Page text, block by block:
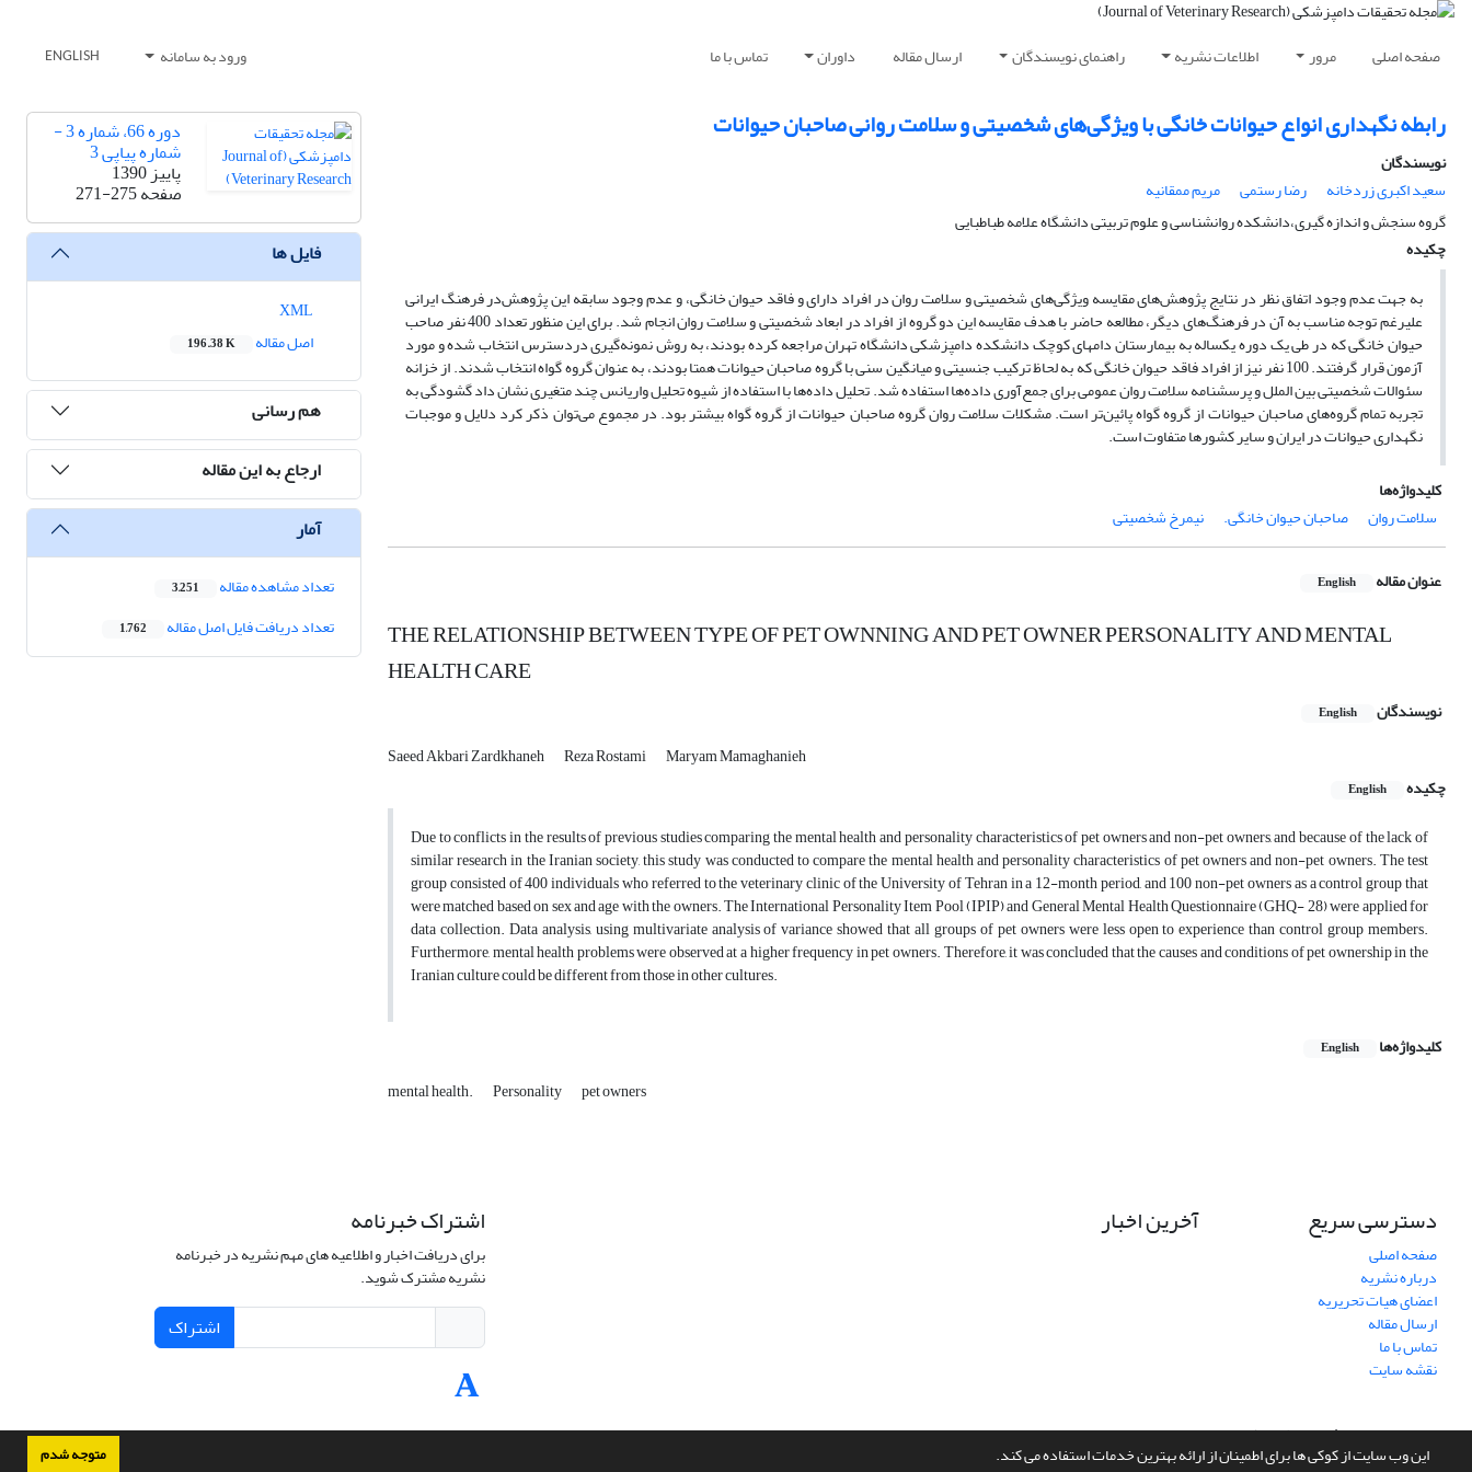
این وب سایت از کوکی ها برای اطمینان از ارائه بهترین خدمات استفاده می کند. متوجه شدم
صفحه اصلی مرور اطلاعات نشریه راهنمای نویسندگان ارسال مقاله داوران تماس با ما ورود به سامانه ENGLISH
رابطه نگهداری انواع حیوانات خانگی با ویژگی‌های شخصیتی و سلامت روانی صاحبان حیوانات
نویسندگان
سعید اکبری زردخانه
رضا رستمی
مریم ممقانیه
گروه سنجش و اندازه گیری،دانشکده روانشناسی و علوم تربیتی دانشگاه علامه طباطبایی
چکیده
به جهت عدم وجود اتفاق نظر در نتایج پژوهش‌های مقایسه ویژگی‌های شخصیتی و سلامت روان در افراد دارای و فاقد حیوان خانگی، و عدم وجود سابقه این پژوهش‌در فرهنگ ایرانی
علیرغم توجه مناسب به آن در فرهنگ‌های دیگر، مطالعه حاضر با هدف مقایسه این دو گروه از افراد در ابعاد شخصیتی و سلامت روان انجام شد. برای این منظور تعداد 400 نفر صاحب
حیوان خانگی که در طی یک دوره یکساله به بیمارستان دامهای کوچک دانشکده دامپزشکی دانشگاه تهران مراجعه کرده بودند، به روش نمونه‌گیری دردسترس انتخاب شده و مورد
آزمون قرار گرفتند. 100 نفر نیز از افراد فاقد حیوان خانگی که به لحاظ ترکیب جنسیتی و میانگین سنی با گروه صاحبان حیوانات همتا بودند، به عنوان گروه گواه انتخاب شدند. از خزانه
سئوالات شخصیتی بین الملل و پرسشنامه سلامت روان عمومی برای جمع‌آوری داده‌ها استفاده شد. تحلیل داده‌ها با استفاده از شیوه تحلیل واریانس چند متغیری نشان داد گشودگی به
تجربه تمام گروه‌های صاحبان حیوانات از گروه گواه پائین‌تر است. مشکلات سلامت روان گروه صاحبان حیوانات از گروه گواه بیشتر بود. در مجموع می‌توان ذکر کرد دلایل و موجبات
نگهداری حیوانات در ایران و سایر کشورها متفاوت است. ‌
کلیدواژه‌ها
سلامت روان
صاحبان حیوان خانگی. ‌‌نیمرخ شخصیتی
عنوان مقاله English
THE RELATIONSHIP BETWEEN TYPE OF PET OWNNING AND PET OWNER PERSONALITY AND MENTAL
HEALTH CARE
نویسندگان English
Saeed Akbari Zardkhaneh Reza Rostami
Maryam Mamaghanieh
چکیده
English
Due to conflicts in the results of previous studies comparing the mental health and personality characteristics of pet owners and non-pet owners, and because of the lack of
similar research in the Iranian society, this study was conducted to compare the mental health and personality characteristics of pet owners and non-pet owners. The test
group consisted of 400 individuals who referred to the veterinary clinic of the University of Tehran in a 12-month period, and 100 non-pet owners as a control group that
were matched based on sex and age with the owners. The International Personality Item Pool (IPIP) and General Mental Health Questionnaire (GHQ- 28) were applied for
data collection. Data analysis, using multivariate analysis of variance showed that all groups of pet owners were less open to experience than control group members.
Furthermore, mental health problems were observed at a higher frequency in pet owners. Therefore, it was concluded that the causes and conditions of pet ownership in the
Iranian culture could be different from those in other cultures.
کلیدواژه‌ها English
mental health. Personality pet owners
دوره 66، شماره 3 -
شماره پیاپی 3
پاییز 1390
صفحه271-275
فایل ها
اصل مقاله
196.38 K
هم رسانی
ارجاع به این مقاله
آمار
تعداد مشاهده مقاله 3,251
تعداد دریافت فایل اصل مقاله 1,762
دسترسی سریع
صفحه اصلی
درباره نشریه
اعضای هیات تحریریه
ارسال مقاله
تماس با ما
نقشه سایت
آخرین اخبار اشتراک خبرنامه
برای دریافت اخبار و اطلاعیه های مهم نشریه در خبرنامه
نشریه مشترک شوید.
اشتراک
سامانه مدیریت نشریات علمی.طراحی و پیاده سازی ازسیناوب